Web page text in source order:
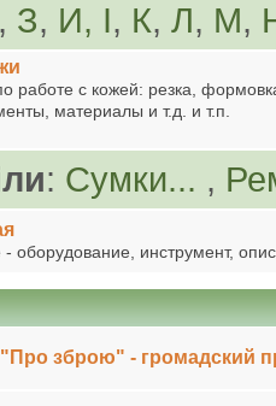
, З, И, І, К, Л, М,
работе с кожей: резка,
материалы и т.д. и т.п.
: Сумки... ,
оборудование, инструмент,
"Про зброю" - громадский